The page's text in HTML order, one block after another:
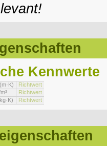
Kennwerte
Richtwert
Richtwert
Richtwert